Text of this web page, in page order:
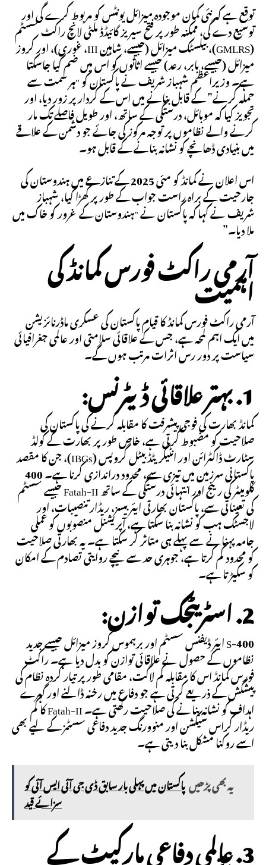
توقع ہے کہ نئی کمان موجودہ میزائل یونٹس کو مربوط کرے گی اور
توسیع دے گی، ممکنہ طور پر فتح سیریز گائیڈڈ ملٹی لانچ راکٹ سسٹم
(GMLRS)، بیلسٹک میزائل (جیسے، شاہین III، غوری)، اور کروز
میزائل (جیسے، بابر، رعد) جیسے اثاثوں کو اس میں ضم کیا جاسکتا
ہے۔ وزیراعظم شہباز شریف نے پاکستان کو "ہر سمت سے
حملہ کرنے” کے قابل بنانے میں اس کے کردار پر زور دیا، اور
تجویز کیا کہ موبائل، درستگی کے ساتھ، اور طویل فاصلے تک مار
کرنے والے نظاموں پر توجہ مرکوز کی جائے جو دشمن کے علاقے
میں بنیادی ڈھانچے کو نشانہ بنانے کے قابل ہو۔
اس اعلان نے کمانڈ کو مئی 2025 کے تنازعے میں ہندوستان کی
جارحیت کے براہ راست جواب کے طور پر کھڑا کیا، شہباز
شریف نے کہا کہ پاکستان نے "ہندوستان کے غرور کو خاک میں
ملا دیا۔”
آرمی راکٹ فورس کمانڈ کی
اہمیت
آرمی راکٹ فورس کمانڈ کا قیام پاکستان کی عسکری ماڈرنائزیشن
میں ایک اہم لمحہ ہے، جس کے علاقائی سلامتی اور عالمی جغرافیائی
سیاست پر دور رس اثرات مرتب ہوں گے۔
1. بہتر علاقائی ڈیٹرنس:
کمانڈ بھارت کی فوجی پیشرفت کا مقابلہ کرنے کی پاکستان کی
صلاحیت کو مضبوط کرتی ہے، خاص طور پر بھارت کے کولڈ
سٹارٹ ڈاکٹرائن اور انٹیگریٹڈ بیٹل گروپس (IBGs)، جن کا مقصد
پاکستانی سرزمین میں تیزی سے، محدود دراندازی کرنا ہے۔ 400
کلومیٹر کی رینج اور انتہائی درستگی کے ساتھ Fatah-II جیسے سسٹم
کی تعیناتی سے، پاکستان بھارتی ایئر بیسز، ریڈار تنصیبات، اور
لاجسٹک ہب کو نشانہ بنا سکتا ہے، آپریشنل منصوبوں کو عملی
جامہ پہنانے سے پہلے ہی متاثر کر سکتا ہے۔ یہ بھارتی صلاحیت
کو محدود کم کرتا ہے، جوہری حد سے نیچے روایتی تصادم کے امکان
کو سکیڑتا ہے۔
2. اسٹریٹجک توازن:
S-400 ایئر ڈیفنس سسٹم اور برہموس کروز میزائل جیسے جدید
نظاموں کے حصول نے علاقائی توازن کو بدل دیا ہے۔ راکٹ
فورس کمانڈ اس کا مقابلہ کم لاگت، مقامی طور پر تیار کردہ نظام کی
پیشکش کے ذریعے کرتی ہے جو دفاع میں رخنہ ڈالنے اور گہرے
اہداف کو نشانہ بنانے کی صلاحیت رکھتی ہے۔ Fatah-II کا کم
ریڈار کراس سیکشن اور منوورنگ جدید دفاعی سسٹمز کے لیے بھی
اسے روکنا مشکل بنا دیتی ہے۔
یہ بھی پڑھیںپاکستان میں پہلی بار سابق ڈی جی آئی ایس آئی کو
سزائے قید
3. عالمی دفاعی مارکیٹ کے